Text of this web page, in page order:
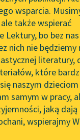
czytających
API
OAI-PMH
Widget
Przypisy
wsparcia.
także wspierać
Lektury, bo bez
nich nie będziemy
literatury,
które
naszym
samym w pracy,
jaką dają
wspierajmy
morzem
To, co
wyryło się
na zawsze
obrazem.
W wąskim...
Czytaj